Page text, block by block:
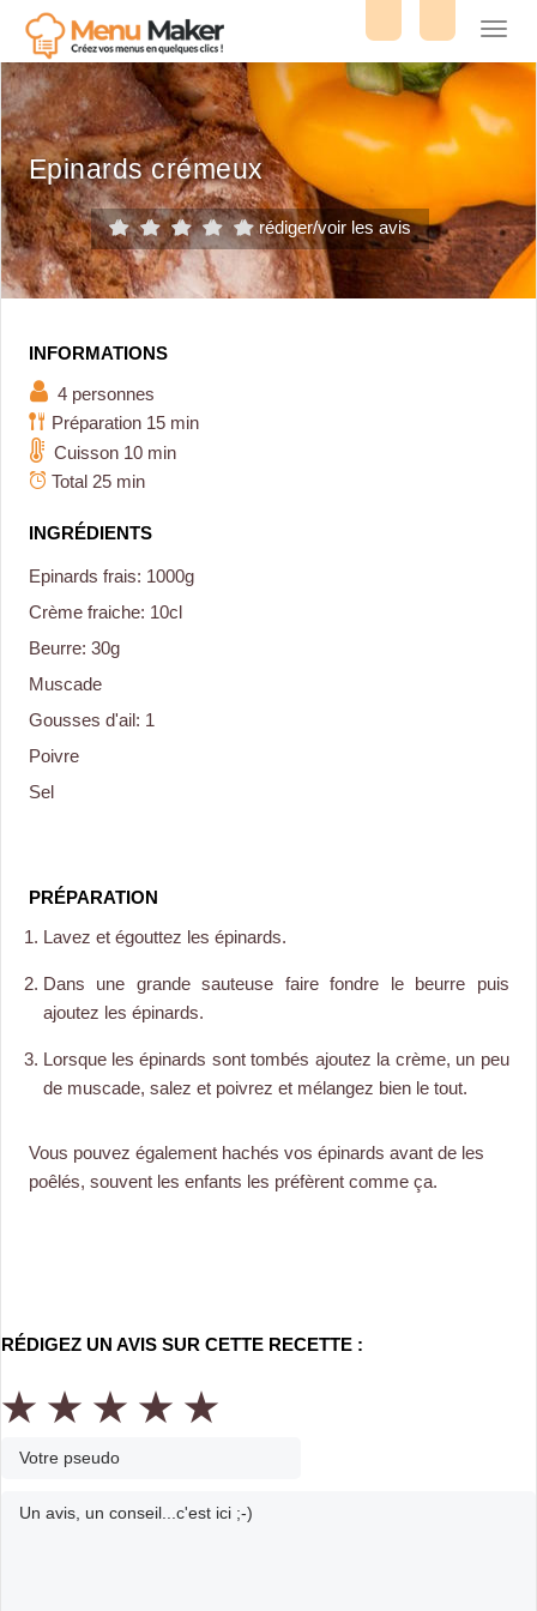
Epinards crémeux
rédiger/voir les avis
INFORMATIONS
4 personnes
Préparation 15 min
Cuisson 10 min
Total 25 min
INGRÉDIENTS
Epinards frais: 1000g
Crème fraiche: 10cl
Beurre: 30g
Muscade
Gousses d'ail: 1
Poivre
Sel
PRÉPARATION
Lavez et égouttez les épinards.
Dans une grande sauteuse faire fondre le beurre puis
ajoutez les épinards.
Lorsque les épinards sont tombés ajoutez la crème, un peu
de muscade, salez et poivrez et mélangez bien le tout.
Vous pouvez également hachés vos épinards avant de les
poêlés, souvent les enfants les préfèrent comme ça.
RÉDIGEZ UN AVIS SUR CETTE RECETTE :
★
★
★
★
★